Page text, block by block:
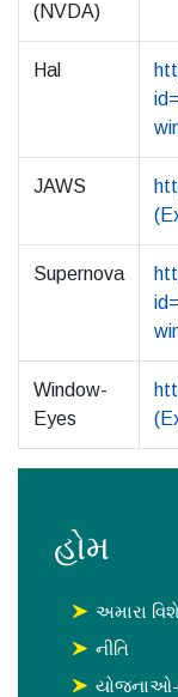
(NVDA)
Hal
JAWS
Supernova
Window-
Eyes
હોમ
અમારા વિશે
નીતિ
યોજનાઓ-